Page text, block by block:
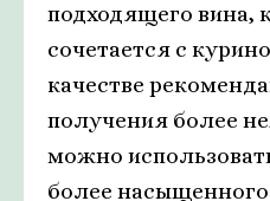
подходящего вина,
сочетается с
качестве
получения более
можно
более